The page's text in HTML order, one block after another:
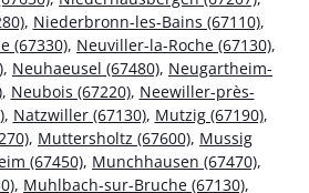
, Niederbronn-les-Bains (67110),
(67330), Neuviller-la-Roche (67130),
, Neuhaeusel (67480), Neugartheim-
, Neubois (67220), Neewiller-près-
, Natzwiller (67130), Mutzig (67190),
, Muttersholtz (67600), Mussig
(67450), Munchhausen (67470),
, Muhlbach-sur-Bruche (67130),